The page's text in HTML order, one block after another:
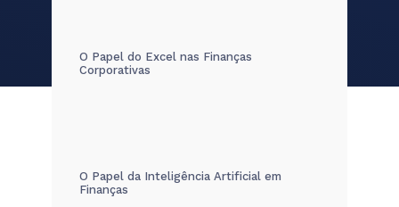
O Papel do Excel nas Finanças
Corporativas
O Papel da Inteligência Artificial em
Finanças